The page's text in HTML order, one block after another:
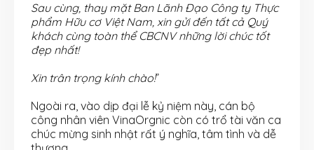
Sau cùng, thay mặt Ban Lãnh Đạo Công ty Thực
phẩm Hữu cơ Việt Nam, xin gửi đến tất cả Quý
khách cùng toàn thể CBCNV những lời chúc tốt
đẹp nhất!
Xin trân trọng kính chào!”
Ngoài ra, vào dịp đại lễ kỷ niệm này, cán bộ
công nhân viên VinaOrgnic còn có trổ tài văn ca
chúc mừng sinh nhật rất ý nghĩa, tâm tình và dễ